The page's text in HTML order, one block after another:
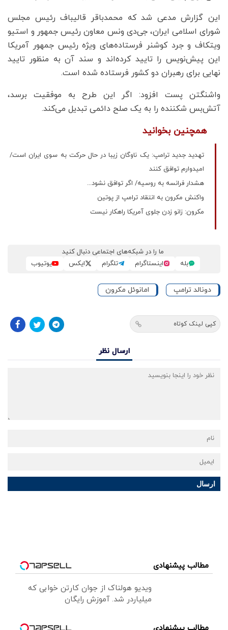
این گزارش مدعی شد که محمدباقر قالیباف رئیس مجلس
شورای اسلامی ایران، جی‌دی ونس معاون رئیس جمهور و استیو
ویتکاف و جرد کوشنر فرستاده‌های ویژه رئیس جمهور آمریکا
این پیش‌نویس را تایید کرده‌اند و سند آن به منظور تایید
نهایی برای رهبران دو کشور فرستاده شده است.
واشنگتن پست افزود: اگر این طرح به موفقیت برسد،
آتش‌بس شکننده را به یک صلح دائمی تبدیل می‌کند.
همچنین بخوانید
تهدید جدید ترامپ: یک ناوگان زیبا در حال حرکت به سوی ایران است/
امیدوارم توافق کنند
هشدار فرانسه به روسیه/ اگر توافق نشود...
واکنش مکرون به انتقاد ترامپ از پوتین
مکرون: زانو زدن جلوی آمریکا راهکار نیست
ما را در شبکه‌های اجتماعی دنبال کنید
بله
اینستاگرام تلگرام ایکس یوتیوب
دونالد ترامپ امانوئل مکرون
کپی لینک کوتاه
ارسال نظر
ارسال
مطالب پیشنهادی
ویدیو هولناک از جوان کارتن خوابی که
میلیاردر شد. آموزش رایگان